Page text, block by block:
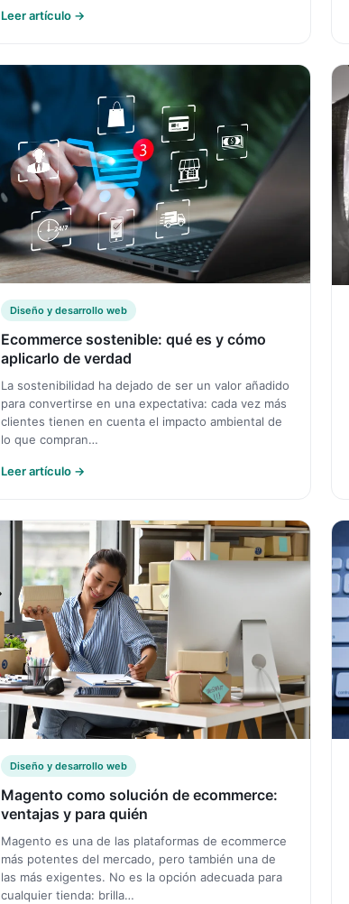
Leer artículo →
Diseño y desarrollo web
Ecommerce sostenible: qué es y cómo
aplicarlo de verdad
La sostenibilidad ha dejado de ser un valor añadido
para convertirse en una expectativa: cada vez más
clientes tienen en cuenta el impacto ambiental de
lo que compran…
Leer artículo →
Diseño y desarrollo web
Magento como solución de ecommerce:
ventajas y para quién
Magento es una de las plataformas de ecommerce
más potentes del mercado, pero también una de
las más exigentes. No es la opción adecuada para
cualquier tienda: brilla…